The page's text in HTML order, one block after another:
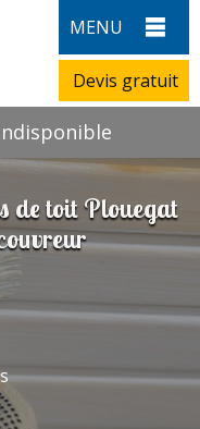
MENU
Devis gratuit
de toit Plouegat